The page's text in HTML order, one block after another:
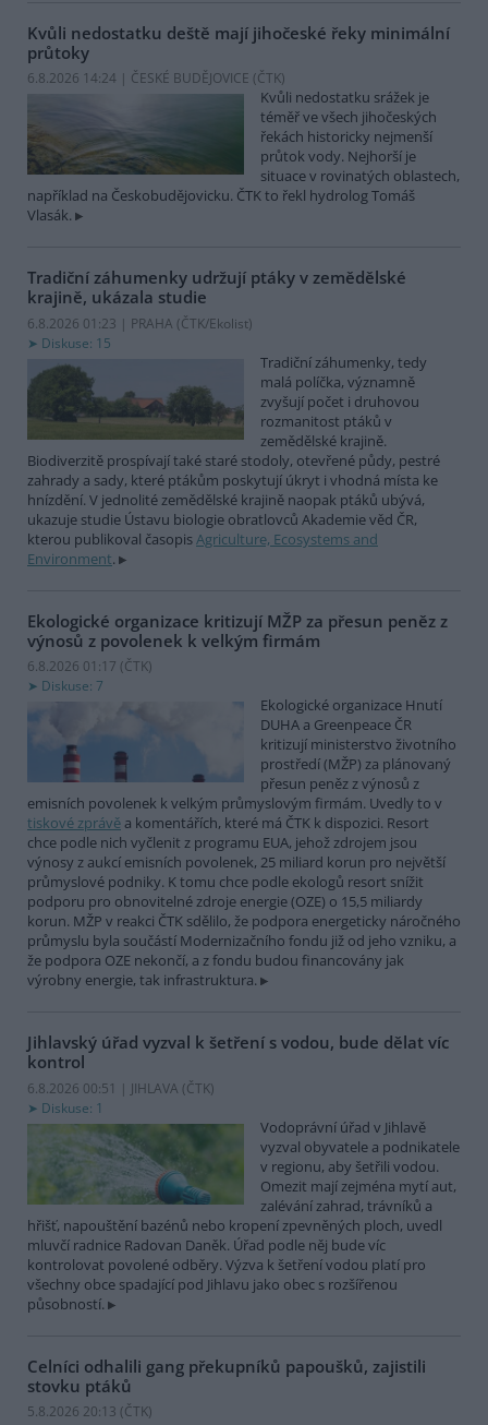
Kvůli nedostatku deště mají jihočeské řeky minimální
průtoky
6.8.2026 14:24 | ČESKÉ BUDĚJOVICE (ČTK)
Kvůli nedostatku srážek je
téměř ve všech jihočeských
řekách historicky nejmenší
průtok vody. Nejhorší je
situace v rovinatých oblastech,
například na Českobudějovicku. ČTK to řekl hydrolog Tomáš
Vlasák.
Tradiční záhumenky udržují ptáky v zemědělské
krajině, ukázala studie
6.8.2026 01:23 | PRAHA (ČTK/Ekolist)
Diskuse: 15
Tradiční záhumenky, tedy
malá políčka, významně
zvyšují počet i druhovou
rozmanitost ptáků v
zemědělské krajině.
Biodiverzitě prospívají také staré stodoly, otevřené půdy, pestré
zahrady a sady, které ptákům poskytují úkryt i vhodná místa ke
hnízdění. V jednolité zemědělské krajině naopak ptáků ubývá,
ukazuje studie Ústavu biologie obratlovců Akademie věd ČR,
kterou publikoval časopisAgriculture, Ecosystems and
Environment.
Ekologické organizace kritizují MŽP za přesun peněz z
výnosů z povolenek k velkým firmám
6.8.2026 01:17 (ČTK)
Diskuse: 7
Ekologické organizace Hnutí
DUHA a Greenpeace ČR
kritizují ministerstvo životního
prostředí (MŽP) za plánovaný
přesun peněz z výnosů z
emisních povolenek k velkým průmyslovým firmám. Uvedly to v
tiskové zprávě a komentářích, které má ČTK k dispozici. Resort
chce podle nich vyčlenit z programu EUA, jehož zdrojem jsou
výnosy z aukcí emisních povolenek, 25 miliard korun pro největší
průmyslové podniky. K tomu chce podle ekologů resort snížit
podporu pro obnovitelné zdroje energie (OZE) o 15,5 miliardy
korun. MŽP v reakci ČTK sdělilo, že podpora energeticky náročného
průmyslu byla součástí Modernizačního fondu již od jeho vzniku, a
že podpora OZE nekončí, a z fondu budou financovány jak
výrobny energie, tak infrastruktura.
Jihlavský úřad vyzval k šetření s vodou, bude dělat víc
kontrol
6.8.2026 00:51 | JIHLAVA (ČTK)
Diskuse: 1
Vodoprávní úřad v Jihlavě
vyzval obyvatele a podnikatele
v regionu, aby šetřili vodou.
Omezit mají zejména mytí aut,
zalévání zahrad, trávníků a
hřišť, napouštění bazénů nebo kropení zpevněných ploch, uvedl
mluvčí radnice Radovan Daněk. Úřad podle něj bude víc
kontrolovat povolené odběry. Výzva k šetření vodou platí pro
všechny obce spadající pod Jihlavu jako obec s rozšířenou
působností.
Celníci odhalili gang překupníků papoušků, zajistili
stovku ptáků
5.8.2026 20:13 (ČTK)